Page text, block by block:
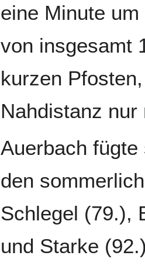
eine Minute
von insgesamt
kurzen
Nahdistanz
Auerbach
den
Schlegel (79.),
und Starke